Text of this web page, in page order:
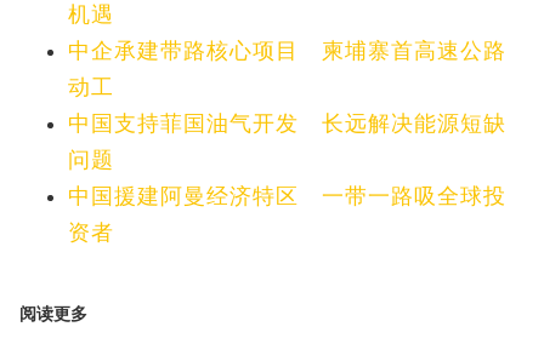
机遇
中企承建带路核心项目 柬埔寨首高速公路
动工
中国支持菲国油气开发 长远解决能源短缺
问题
中国援建阿曼经济特区 一带一路吸全球投
资者
阅读更多